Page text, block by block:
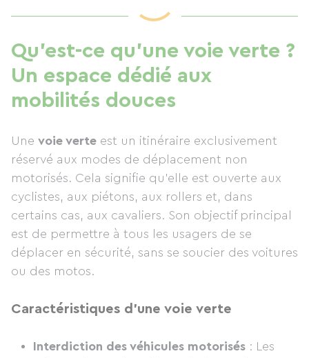
Qu’est-ce qu’une voie verte ?
Un espace dédié aux
mobilités douces
Une voie verte est un itinéraire exclusivement
réservé aux modes de déplacement non
motorisés. Cela signifie qu’elle est ouverte aux
cyclistes, aux piétons, aux rollers et, dans
certains cas, aux cavaliers. Son objectif principal
est de permettre à tous les usagers de se
déplacer en sécurité, sans se soucier des voitures
ou des motos.
Caractéristiques d’une voie verte
Interdiction des véhicules motorisés : Les